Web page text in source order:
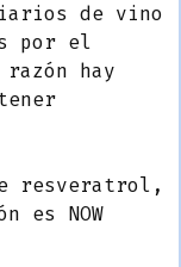
de vino
por el
hay
resveratrol,
es NOW